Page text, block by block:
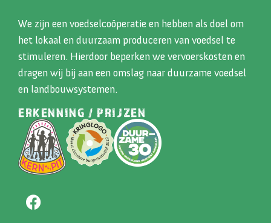
We zijn een voedselcoöperatie en hebben als doel om
het lokaal en duurzaam produceren van voedsel te
stimuleren. Hierdoor beperken we vervoerskosten en
dragen wij bij aan een omslag naar duurzame voedsel
en landbouwsystemen.
ERKENNING / PRIJZEN